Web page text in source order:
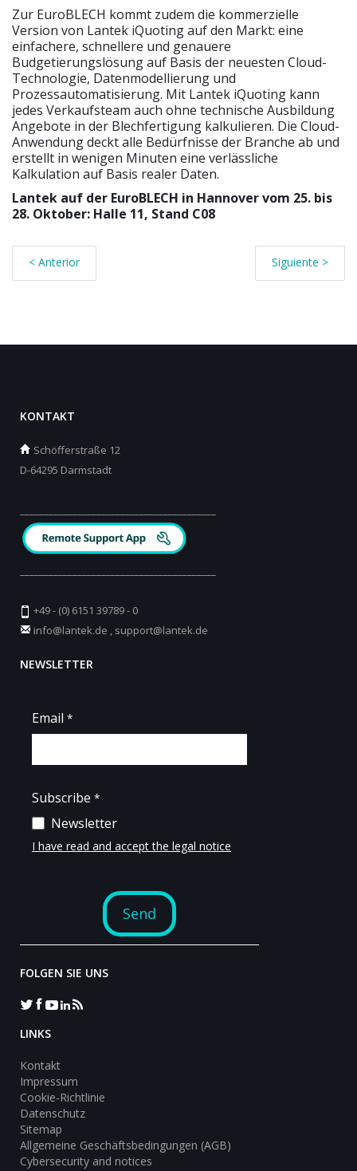
Zur EuroBLECH kommt zudem die kommerzielle
Version von Lantek iQuoting auf den Markt: eine
einfachere, schnellere und genauere
Budgetierungslösung auf Basis der neuesten Cloud-
Technologie, Datenmodellierung und
Prozessautomatisierung. Mit Lantek iQuoting kann
jedes Verkaufsteam auch ohne technische Ausbildung
Angebote in der Blechfertigung kalkulieren. Die Cloud-
Anwendung deckt alle Bedürfnisse der Branche ab und
erstellt in wenigen Minuten eine verlässliche
Kalkulation auf Basis realer Daten.
Lantek auf der EuroBLECH in Hannover vom 25. bis
28. Oktober: Halle 11, Stand C08
< Anterior Siguiente >
KONTAKT
Schöfferstraße 12
D-64295 Darmstadt
+49 - (0) 6151 39789 - 0
info@lantek.de , support@lantek.de
NEWSLETTER
FOLGEN SIE UNS
LINKS
Kontakt
Impressum
Cookie-Richtlinie
Datenschutz
Sitemap
Allgemeine Geschäftsbedingungen (AGB)
Cybersecurity and notices